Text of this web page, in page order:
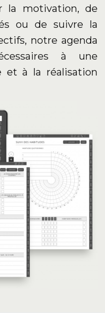
la motivation, de
ou de suivre la
notre agenda
à une
et à la réalisation